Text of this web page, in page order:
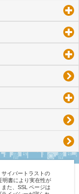
イバートラストの
明書により実在性が
た、SSL ページは